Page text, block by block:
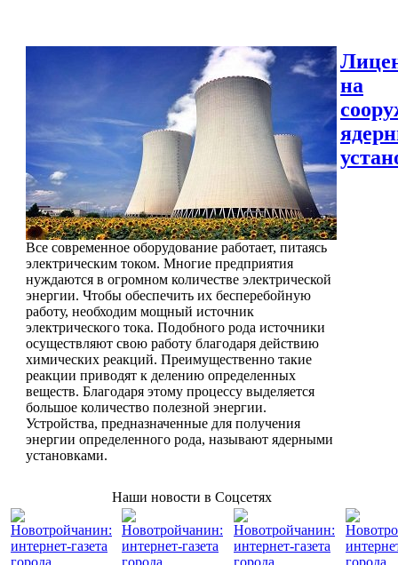
Все современное оборудование работает, питаясь
электрическим током. Многие предприятия
нуждаются в огромном количестве электрической
энергии. Чтобы обеспечить их бесперебойную
работу, необходим мощный источник
электрического тока. Подобного рода источники
осуществляют свою работу благодаря действию
химических реакций. Преимущественно такие
реакции приводят к делению определенных
веществ. Благодаря этому процессу выделяется
большое количество полезной энергии.
Устройства, предназначенные для получения
энергии определенного рода, называют ядерными
установками.
на
Наши новости в Соцсетях